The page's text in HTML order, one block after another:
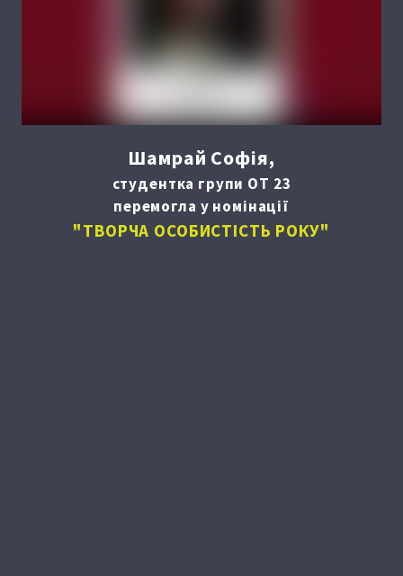
Шамрай Софія,
студентка групи ОТ 23
перемогла у номінації
"ТВОРЧА ОСОБИСТІСТЬ РОКУ"